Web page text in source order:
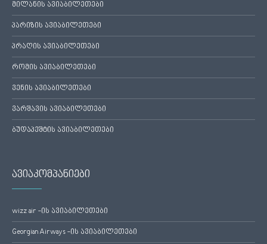
მილანის ავიაბილეთები
პარიზის ავიაბილეთები
პრაღის ავიაბილეთები
რომის ავიაბილეთები
ვენის ავიაბილეთები
ვარშავის ავიაბილეთები
ბუდაპეშტის ავიაბილეთები
ავიაკომპანიები
wizz air -ის ავიაბილეთები
Georgian Airways -ის ავიაბილეთები